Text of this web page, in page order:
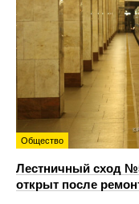
Общество
Лестничный сход
открыт после